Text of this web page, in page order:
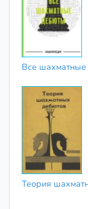
Все
Теория